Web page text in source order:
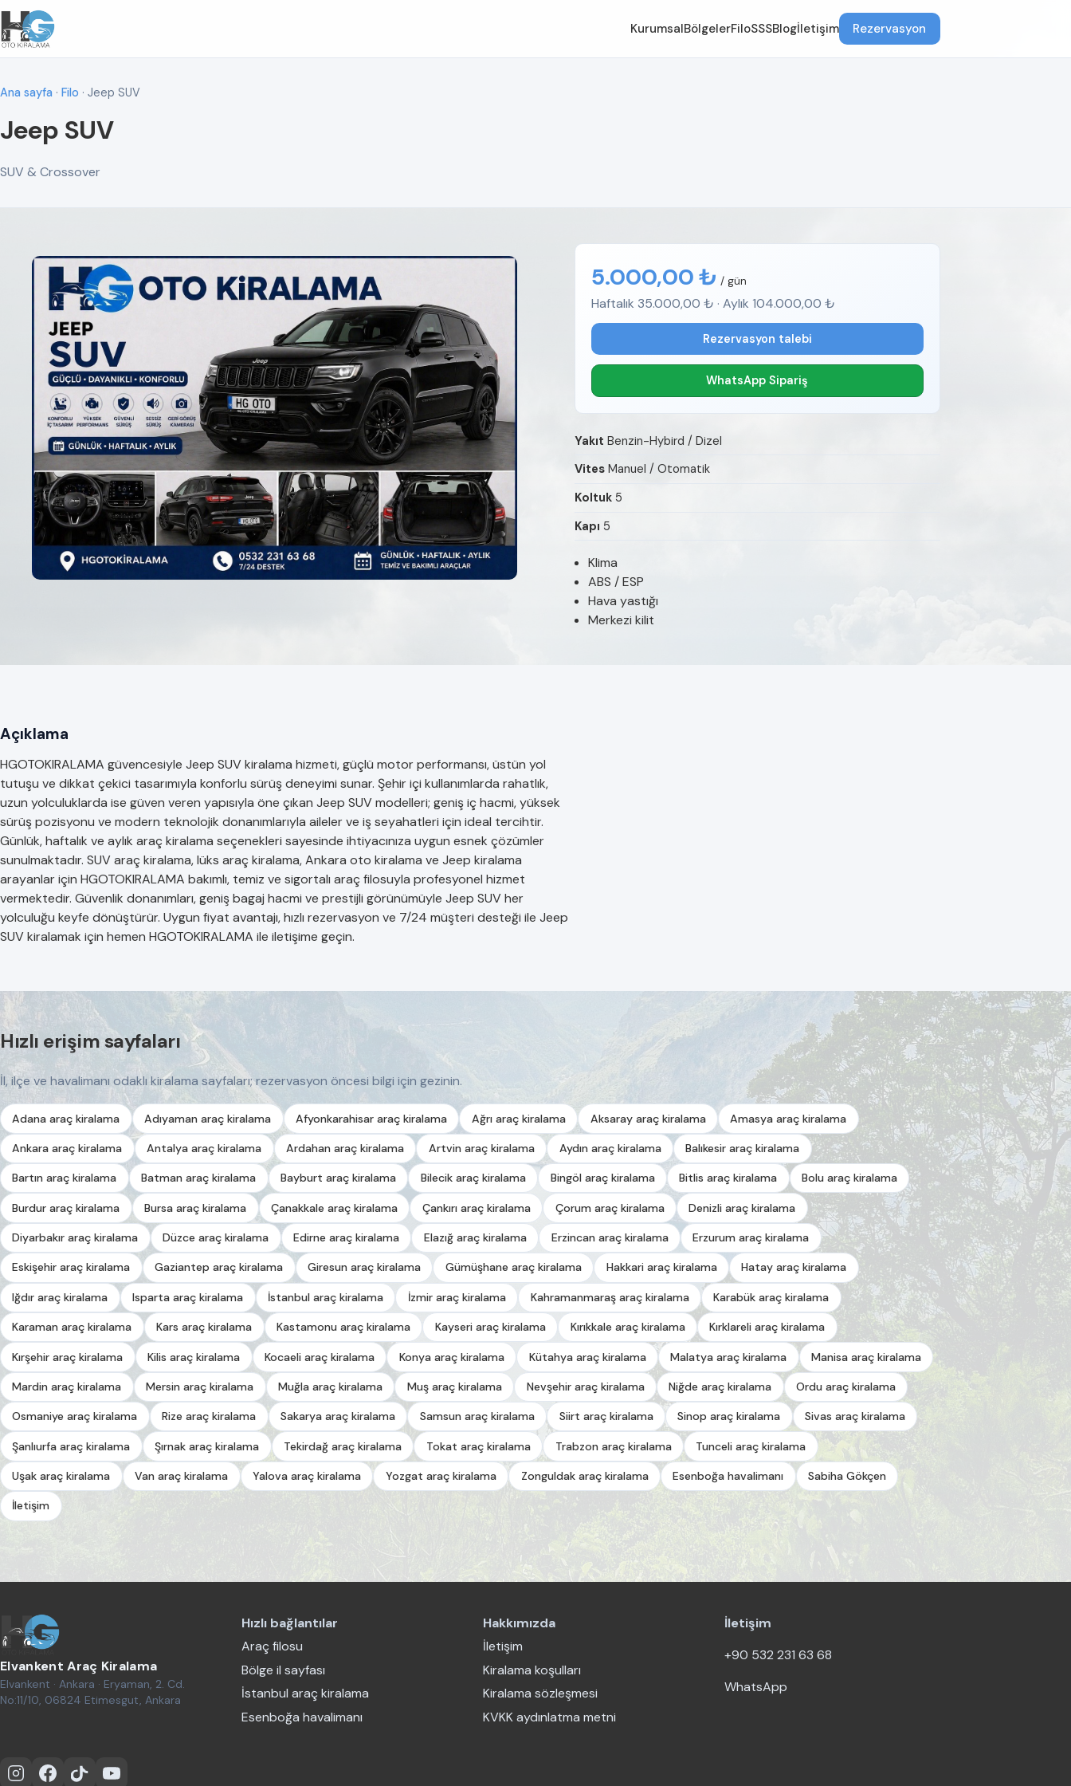
KurumsalBölgelerFiloSSSBlogİletişim Rezervasyon
Ana sayfa · Filo · Jeep SUV
Jeep SUV
SUV & Crossover
5.000,00 ₺ / gün
Haftalık 35.000,00 ₺ · Aylık 104.000,00 ₺
Rezervasyon talebi
WhatsApp Sipariş
Yakıt Benzin-Hybird / Dizel
VitesManuel / Otomatik
Koltuk5
Kapı 5
Klima
ABS / ESP
Hava yastığı
Merkezi kilit
Açıklama
HGOTOKIRALAMA güvencesiyle Jeep SUV kiralama hizmeti, güçlü motor performansı, üstün yol
tutuşu ve dikkat çekici tasarımıyla konforlu sürüş deneyimi sunar. Şehir içi kullanımlarda rahatlık,
uzun yolculuklarda ise güven veren yapısıyla öne çıkan Jeep SUV modelleri; geniş iç hacmi, yüksek
sürüş pozisyonu ve modern teknolojik donanımlarıyla aileler ve iş seyahatleri için ideal tercihtir.
Günlük, haftalık ve aylık araç kiralama seçenekleri sayesinde ihtiyacınıza uygun esnek çözümler
sunulmaktadır. SUV araç kiralama, lüks araç kiralama, Ankara oto kiralama ve Jeep kiralama
arayanlar için HGOTOKIRALAMA bakımlı, temiz ve sigortalı araç filosuyla profesyonel hizmet
vermektedir. Güvenlik donanımları, geniş bagaj hacmi ve prestijli görünümüyle Jeep SUV her
yolculuğu keyfe dönüştürür. Uygun fiyat avantajı, hızlı rezervasyon ve 7/24 müşteri desteği ile Jeep
SUV kiralamak için hemen HGOTOKIRALAMA ile iletişime geçin.
Hızlı erişim sayfaları
İl, ilçe ve havalimanı odaklı kiralama sayfaları; rezervasyon öncesi bilgi için gezinin.
Adana araç kiralama Adıyaman araç kiralama Afyonkarahisar araç kiralama Ağrı araç kiralama Aksaray araç kiralama Amasya araç kiralama
Ankara araç kiralama Antalya araç kiralama Ardahan araç kiralama Artvin araç kiralama Aydın araç kiralama Balıkesir araç kiralama
Bartın araç kiralama Batman araç kiralama Bayburt araç kiralama Bilecik araç kiralama Bingöl araç kiralama Bitlis araç kiralama Bolu araç kiralama
Burdur araç kiralama Bursa araç kiralama Çanakkale araç kiralama Çankırı araç kiralama Çorum araç kiralama Denizli araç kiralama
Diyarbakır araç kiralama Düzce araç kiralama Edirne araç kiralama Elazığ araç kiralama Erzincan araç kiralama Erzurum araç kiralama
Eskişehir araç kiralama Gaziantep araç kiralama Giresun araç kiralama Gümüşhane araç kiralama Hakkari araç kiralama Hatay araç kiralama
Iğdır araç kiralama Isparta araç kiralama İstanbul araç kiralama İzmir araç kiralama Kahramanmaraş araç kiralama Karabük araç kiralama
Karaman araç kiralama Kars araç kiralama Kastamonu araç kiralama Kayseri araç kiralama Kırıkkale araç kiralama Kırklareli araç kiralama
Kırşehir araç kiralama Kilis araç kiralama Kocaeli araç kiralama Konya araç kiralama Kütahya araç kiralama Malatya araç kiralama Manisa araç kiralama
Mardin araç kiralama Mersin araç kiralama Muğla araç kiralama Muş araç kiralama Nevşehir araç kiralama Niğde araç kiralama Ordu araç kiralama
Osmaniye araç kiralama Rize araç kiralama Sakarya araç kiralama Samsun araç kiralama Siirt araç kiralama Sinop araç kiralama Sivas araç kiralama
Şanlıurfa araç kiralama Şırnak araç kiralama Tekirdağ araç kiralama Tokat araç kiralama Trabzon araç kiralama Tunceli araç kiralama
Uşak araç kiralama Van araç kiralama Yalova araç kiralama Yozgat araç kiralama Zonguldak araç kiralama Esenboğa havalimanı Sabiha Gökçen
İletişim
Elvankent Araç Kiralama
Elvankent · Ankara · Eryaman, 2. Cd.
No:11/10, 06824 Etimesgut, Ankara
Hızlı bağlantılar
Araç filosu
Bölge il sayfası
İstanbul araç kiralama
Esenboğa havalimanı
Hakkımızda
İletişim
Kiralama koşulları
Kiralama sözleşmesi
KVKK aydınlatma metni
İletişim
+90 532 231 63 68
WhatsApp
InstagramFacebook
TikTokYouTube